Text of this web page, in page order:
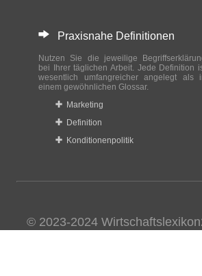
Praxisnahe Definitionen
Nutzen Sie die jeweilige
bei Ihrer täglichen Arbeit. Jede Definition
wesentlich umfangreicher angelegt als
einem gewöhnlichen Glossar.
Marketing
Definition
Konditionenpolitik
© 2023-2024